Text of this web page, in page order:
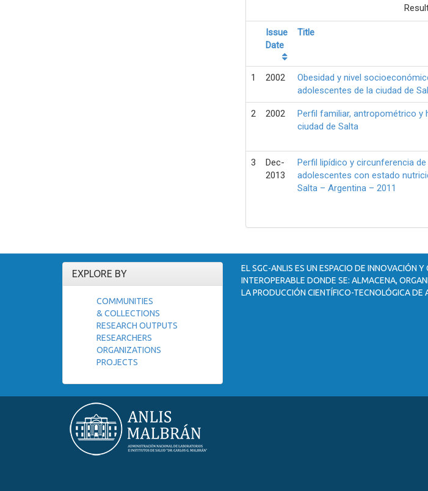
Issue
Date
Title
1 2002
Obesidad y nivel
adolescentes de la ciudad de
2 2002
Perfil familiar, antropométrico y
ciudad de Salta
3
Dec-
2013
Perfil lipídico y circunferencia
adolescentes con estado
Salta – Argentina – 2011
EXPLORE BY
COMMUNITIES
& COLLECTIONS
RESEARCH OUTPUTS
RESEARCHERS
ORGANIZATIONS
PROJECTS
EL SGC-ANLIS ES UN ESPACIO DE INNOVACIÓN
INTEROPERABLE DONDE SE: ALMACENA,
LA PRODUCCIÓN CIENTÍFICO-TECNOLÓGICA